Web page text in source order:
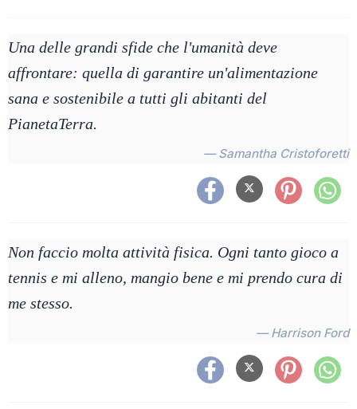
Una delle grandi sfide che l'umanità deve
affrontare: quella di garantire un'alimentazione
sana e sostenibile a tutti gli abitanti del
PianetaTerra.
— Samantha Cristoforetti
Non faccio molta attività fisica. Ogni tanto gioco a
tennis e mi alleno, mangio bene e mi prendo cura di
me stesso.
— Harrison Ford